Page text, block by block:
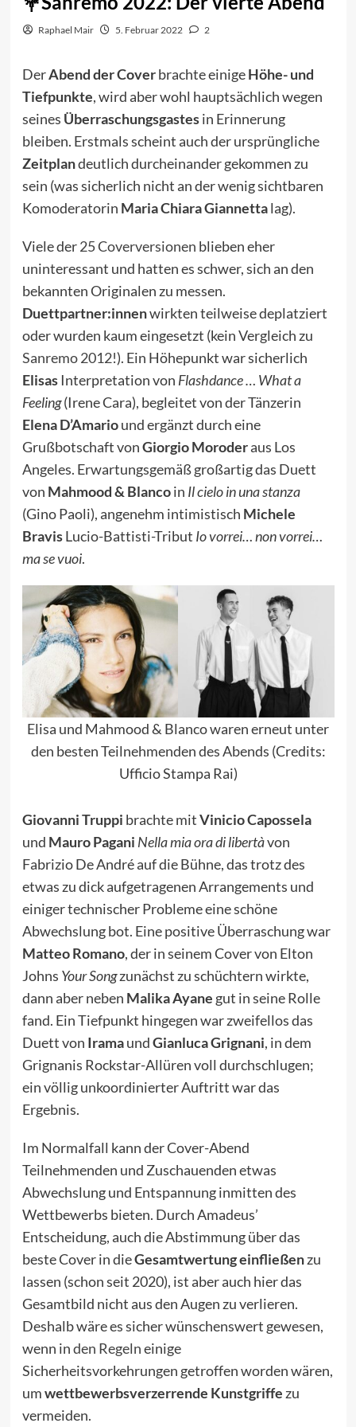
Raphael Mair 5. Februar 2022 2
DerAbend der Coverbrachte einigeHöhe- und
Tiefpunkte, wird aber wohl hauptsächlich wegen
seines Überraschungsgastesin Erinnerung
bleiben. Erstmals scheint auch der ursprüngliche
Zeitplandeutlich durcheinander gekommen zu
sein (was sicherlich nicht an der wenig sichtbaren
Komoderatorin Maria Chiara Giannettalag).
Viele der25 Coverversionen blieben eher
uninteressant und hatten es schwer, sich an den
bekannten Originalen zu messen.
Duettpartner:innenwirkten teilweise deplatziert
oder wurden kaum eingesetzt (kein Vergleich zu
Sanremo 2012!). Ein Höhepunkt war sicherlich
Elisas Interpretation von Flashdance … What a
Feeling(Irene Cara), begleitet von der Tänzerin
Elena D’Amariound ergänzt durch eine
Grußbotschaft vonGiorgio Moroderaus Los
Angeles. Erwartungsgemäß großartig das Duett
von Mahmood & Blancoin Il cielo in una stanza
(Gino Paoli), angenehm intimistisch Michele
BravisLucio-Battisti-Tribut Io vorrei… non vorrei…
ma se vuoi.
Elisa und Mahmood & Blanco waren erneut unter
den besten Teilnehmenden des Abends (Credits:
Ufficio Stampa Rai)
Giovanni Truppi brachte mitVinicio Capossela
und Mauro Pagani Nella mia ora di libertàvon
Fabrizio De André auf die Bühne, das trotz des
etwas zu dick aufgetragenen Arrangements und
einiger technischer Probleme eine schöne
Abwechslung bot. Eine positive Überraschung war
Matteo Romano, der in seinem Cover von Elton
Johns Your Songzunächst zu schüchtern wirkte,
dann aber neben Malika Ayane gut in seine Rolle
fand. Ein Tiefpunkt hingegen war zweifellos das
Duett von IramaundGianluca Grignani, in dem
Grignanis Rockstar-Allüren voll durchschlugen;
ein völlig unkoordinierter Auftritt war das
Ergebnis.
Im Normalfall kann der Cover-Abend
Teilnehmenden und Zuschauenden etwas
Abwechslung und Entspannung inmitten des
Wettbewerbs bieten. Durch Amadeus’
Entscheidung, auch die Abstimmung über das
beste Cover in dieGesamtwertung einfließenzu
lassen (schon seit 2020), ist aber auch hier das
Gesamtbild nicht aus den Augen zu verlieren.
Deshalb wäre es sicher wünschenswert gewesen,
wenn inden Regelneinige
Sicherheitsvorkehrungen getroffen worden wären,
umwettbewerbsverzerrende Kunstgriffe zu
vermeiden.